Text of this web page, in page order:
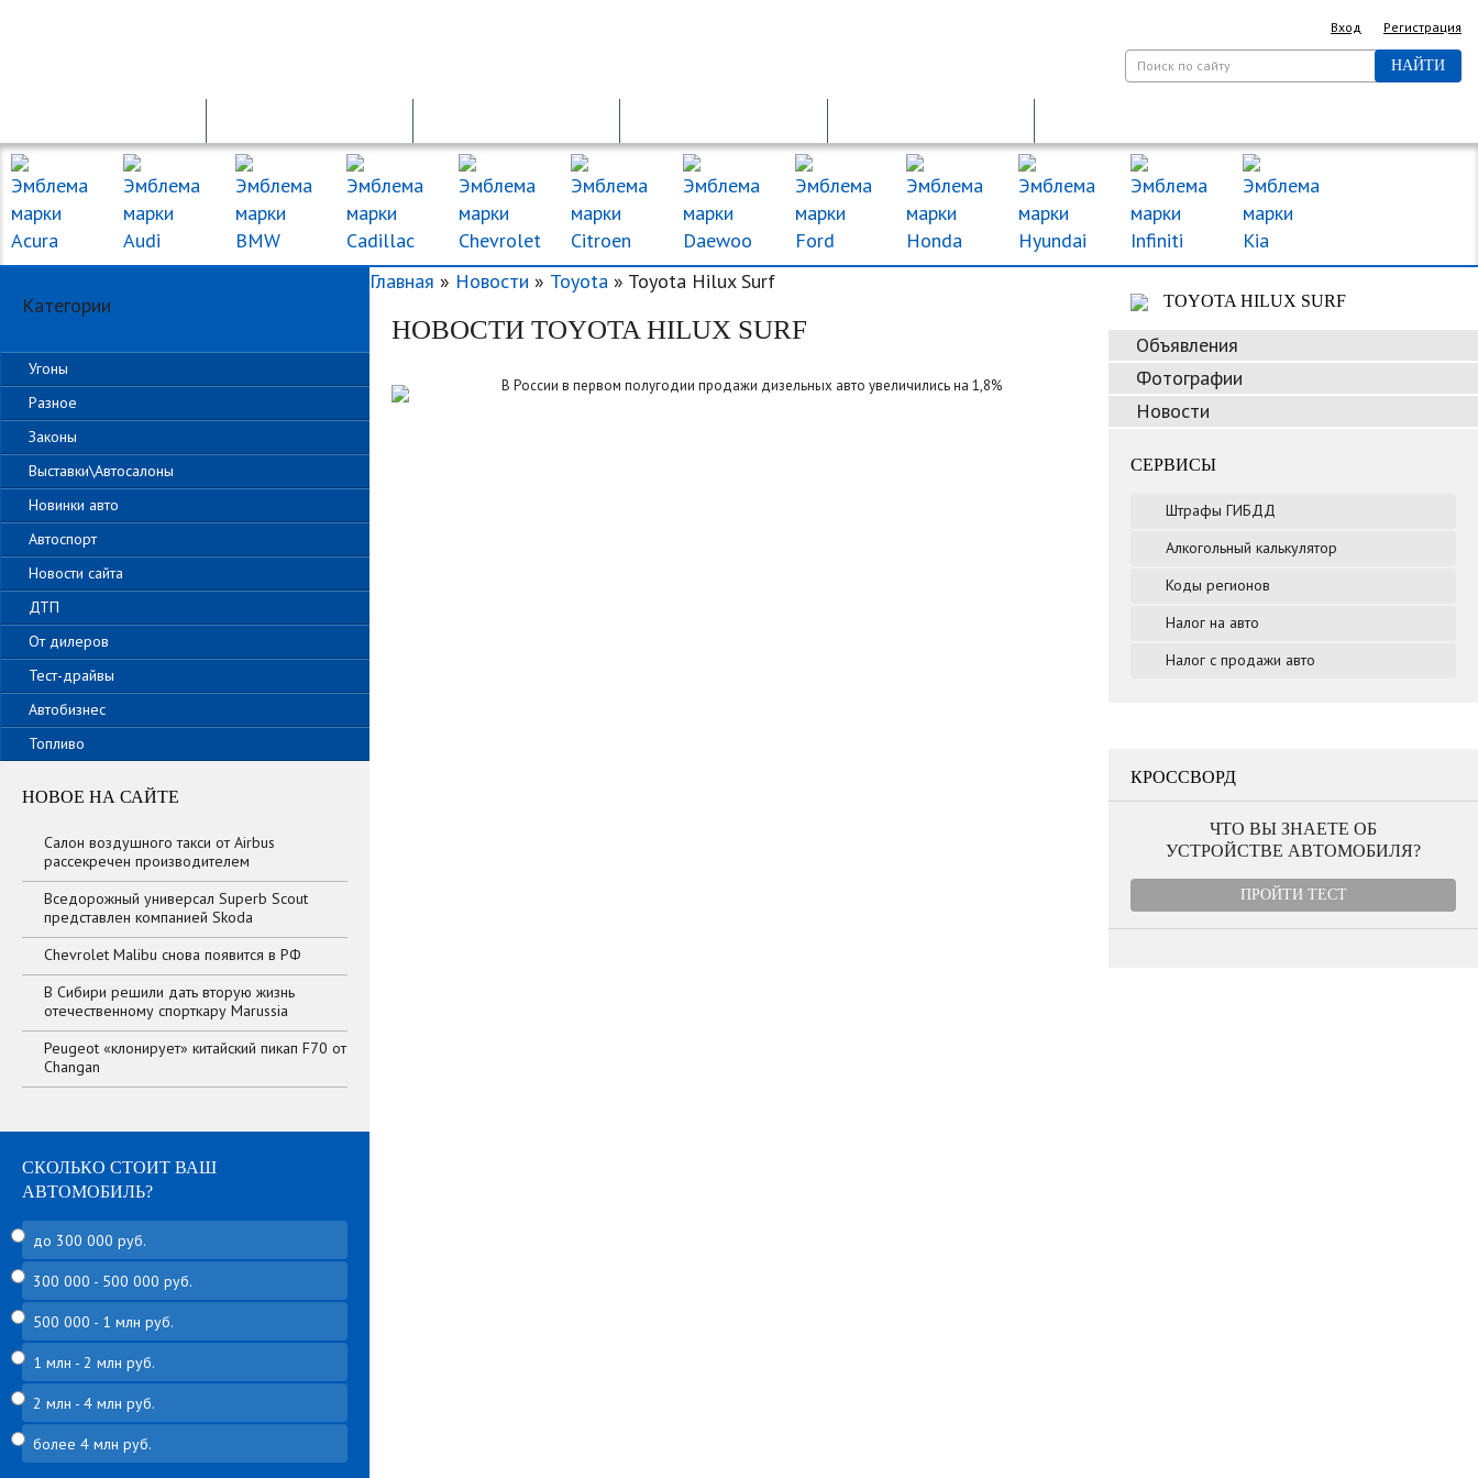
Вход Регистрация
НАЙТИ
Главная » Новости » Toyota » Toyota Hilux Surf
НОВОСТИ TOYOTA HILUX SURF
В России в первом полугодии продажи дизельных авто увеличились на 1,8%
Категории
Угоны
Разное
Законы
Выставки\Автосалоны
Новинки авто
Автоспорт
Новости сайта
ДТП
От дилеров
Тест-драйвы
Автобизнес
Топливо
НОВОЕ НА САЙТЕ
Салон воздушного такси от Airbus
рассекречен производителем
Вседорожный универсал Superb Scout
представлен компанией Skoda
Chevrolet Malibu снова появится в РФ
В Сибири решили дать вторую жизнь
отечественному спорткару Marussia
Peugeot «клонирует» китайский пикап F70 от
Changan
СКОЛЬКО СТОИТ ВАШ
АВТОМОБИЛЬ?
до 300 000 руб.
300 000 - 500 000 руб.
500 000 - 1 млн руб.
1 млн - 2 млн руб.
2 млн - 4 млн руб.
более 4 млн руб.
TOYOTA HILUX SURF
Объявления
Фотографии
Новости
СЕРВИСЫ
Штрафы ГИБДД
Алкогольный калькулятор
Коды регионов
Налог на авто
Налог с продажи авто
КРОССВОРД
ЧТО ВЫ ЗНАЕТЕ ОБ
УСТРОЙСТВЕ АВТОМОБИЛЯ?
ПРОЙТИ ТЕСТ